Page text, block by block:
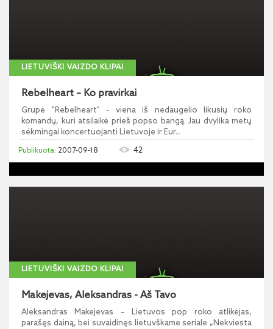
LIETUVIŠKI VAIZDO KLIPAI
Rebelheart – Ko pravirkai
Grupė "Rebelheart" - viena iš nedaugelio likusių roko
komandų, kuri atsilaikė prieš popso bangą. Jau dvylika metų
sėkmingai koncertuojanti Lietuvoje ir Eur...
2007-09-18 42
LIETUVIŠKI VAIZDO KLIPAI
Makejevas, Aleksandras - Aš Tavo
Aleksandras Makejevas – Lietuvos pop roko atlikėjas,
parašęs dainą, bei suvaidinęs lietuvškame seriale „Nekviesta